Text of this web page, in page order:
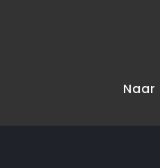
Naar